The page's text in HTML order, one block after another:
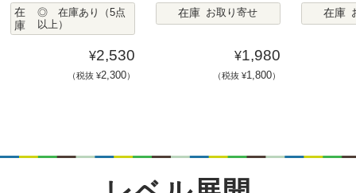
在
庫
◎ 在庫あり（5点
以上）
¥2,530
（税抜 ¥2,300）
在庫 お取り寄せ
¥1,980
（税抜 ¥1,800）
在庫